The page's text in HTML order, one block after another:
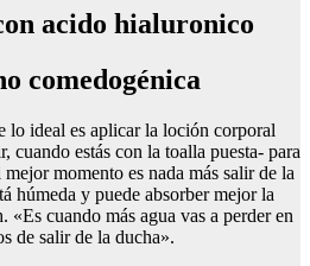
acido hialuronico
comedogénica
lo ideal es aplicar la loción corporal
cuando estás con la toalla puesta- para
momento es nada más salir de la
húmeda y puede absorber mejor la
«Es cuando más agua vas a perder en
de salir de la ducha».